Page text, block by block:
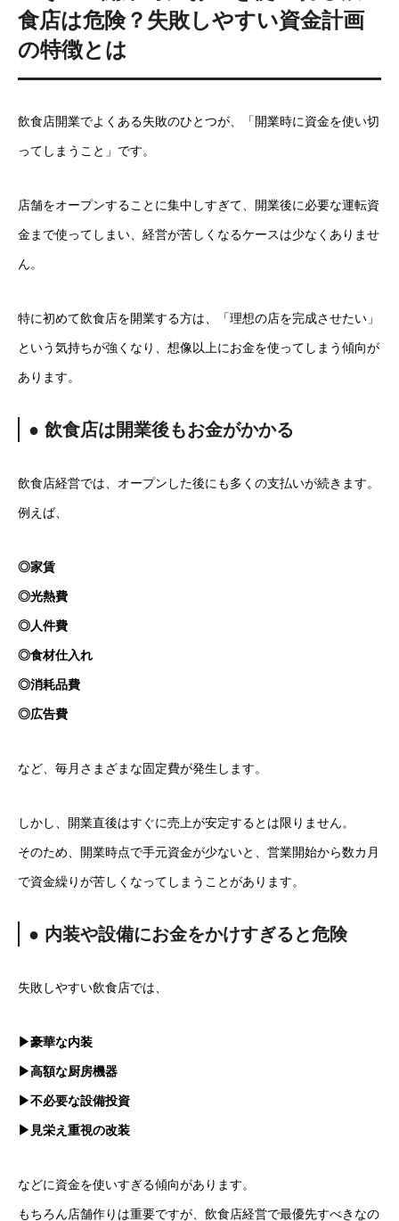
食店は危険？失敗しやすい資金計画
の特徴とは
飲食店開業でよくある失敗のひとつが、「開業時に資金を使い切
ってしまうこと」です。
店舗をオープンすることに集中しすぎて、開業後に必要な運転資
金まで使ってしまい、経営が苦しくなるケースは少なくありませ
ん。
特に初めて飲食店を開業する方は、「理想の店を完成させたい」
という気持ちが強くなり、想像以上にお金を使ってしまう傾向が
あります。
● 飲食店は開業後もお金がかかる
飲食店経営では、オープンした後にも多くの支払いが続きます。
例えば、
◎家賃
◎光熱費
◎人件費
◎食材仕入れ
◎消耗品費
◎広告費
など、毎月さまざまな固定費が発生します。
しかし、開業直後はすぐに売上が安定するとは限りません。
そのため、開業時点で手元資金が少ないと、営業開始から数カ月
で資金繰りが苦しくなってしまうことがあります。
● 内装や設備にお金をかけすぎると危険
失敗しやすい飲食店では、
▶豪華な内装
▶高額な厨房機器
▶不必要な設備投資
▶見栄え重視の改装
などに資金を使いすぎる傾向があります。
もちろん店舗作りは重要ですが、飲食店経営で最優先すべきなの